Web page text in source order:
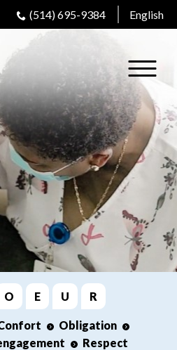
(514) 695-9384 English
O E U R
Obligation
Respect